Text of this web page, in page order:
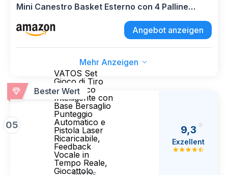
Mini Canestro Basket Esterno con 4 Palline
Elettronico Punteggio Record Regalo per
Ragazzo Ragazza 5 6 7 8 9 10 11 12 Anni
Angebot anzeigen
Mehr Anzeigen
Bester Wert
05
VATOS Set
Gioco di Tiro
Elettronico
Intelligente con
Base Bersaglio
Punteggio
Automatico e
Pistola Laser
Ricaricabile,
Feedback
Vocale in
Tempo Reale,
Giocattolo
9,3
Exzellent